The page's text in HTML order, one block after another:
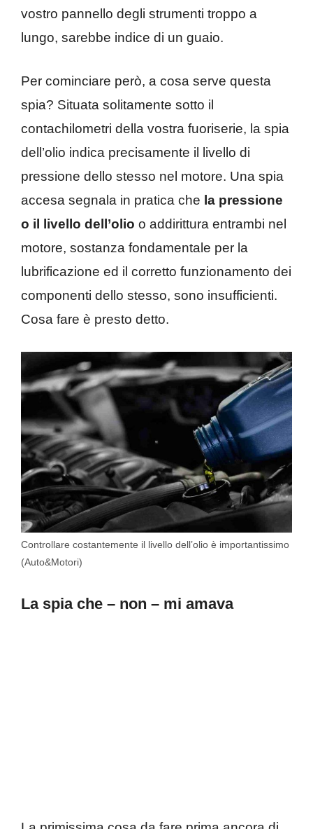
vostro pannello degli strumenti troppo a
lungo, sarebbe indice di un guaio.
Per cominciare però, a cosa serve questa
spia? Situata solitamente sotto il
contachilometri della vostra fuoriserie, la spia
dell’olio indica precisamente il livello di
pressione dello stesso nel motore. Una spia
accesa segnala in pratica che la pressione
o il livello dell’olio o addirittura entrambi nel
motore, sostanza fondamentale per la
lubrificazione ed il corretto funzionamento dei
componenti dello stesso, sono insufficienti.
Cosa fare è presto detto.
Controllare costantemente il livello dell’olio è importantissimo
(Auto&Motori)
La spia che – non – mi amava